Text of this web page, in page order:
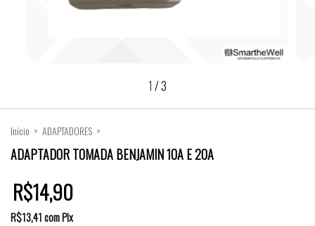
1 /3
Início > ADAPTADORES >
ADAPTADOR TOMADA BENJAMIN 10A E 20A
R$14,90
R$13,41comPix